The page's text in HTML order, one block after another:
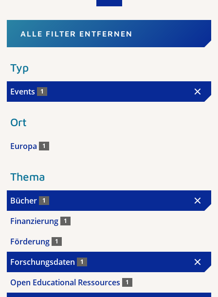
ALLE FILTER ENTFERNEN
Typ
Events 1
Ort
Europa 1
Thema
Bücher 1
Finanzierung 1
Förderung 1
Forschungsdaten 1
Open Educational Ressources 1